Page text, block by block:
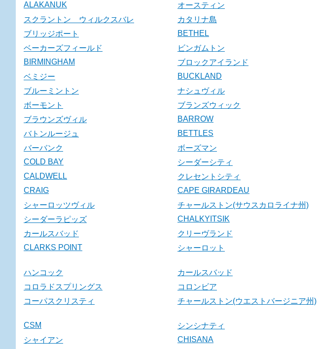
ALAKANUK
オースティン
スクラントン ウィルクスバレ
カタリナ島
ブリッジポート
BETHEL
ベーカーズフィールド
ビンガムトン
BIRMINGHAM
ブロックアイランド
ベミジー
BUCKLAND
ブルーミントン
ナシュヴィル
ボーモント
ブランズウィック
ブラウンズヴィル
BARROW
バトンルージュ
BETTLES
バーバンク
ボーズマン
COLD BAY
シーダーシティ
CALDWELL
クレセントシティ
CRAIG
CAPE GIRARDEAU
シャーロッツヴィル
チャールストン(サウスカロライナ州)
シーダーラピッズ
CHALKYITSIK
カールスバッド
クリーヴランド
CLARKS POINT
シャーロット
ハンコック カールスバッド
コロラドスプリングス
コロンビア
コーパスクリスティ
チャールストン(ウエストバージニア州)
CSM シンシナティ
シャイアン
CHISANA